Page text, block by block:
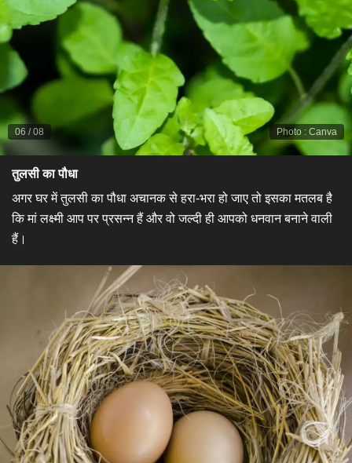
Photo : Canva
06 /08
तुलसी का पौधा
अगर घर में तुलसी का पौधा अचानक से हरा-भरा हो जाए तो इसका मतलब है
कि मां लक्ष्मी आप पर प्रसन्न हैं और वो जल्दी ही आपको धनवान बनाने वाली
हैं।